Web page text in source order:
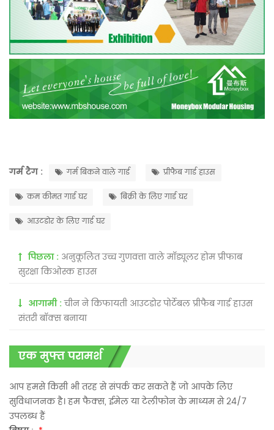
गर्म टैग : गर्म बिकने वाले गार्ड प्रीफैब गार्ड हाउस
कम कीमत गार्ड घर बिक्री के लिए गार्ड घर
आउटडोर के लिए गार्ड घर
पिछला : अनुकूलित उच्च गुणवत्ता वाले मॉड्यूलर होम प्रीफाब
सुरक्षा किओस्क हाउस
आगामी :चीन ने किफायती आउटडोर पोर्टेबल प्रीफैब गार्ड हाउस
संतरी बॉक्स बनाया
एक मुफ्त परामर्श
आप हमसे किसी भी तरह से संपर्क कर सकते हैं जो आपके लिए
सुविधाजनक है। हम फैक्स, ईमेल या टेलीफोन के माध्यम से 24/7
उपलब्ध हैं